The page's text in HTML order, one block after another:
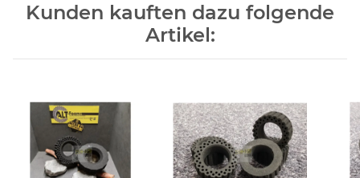
Kunden kauften dazu folgende
Artikel: